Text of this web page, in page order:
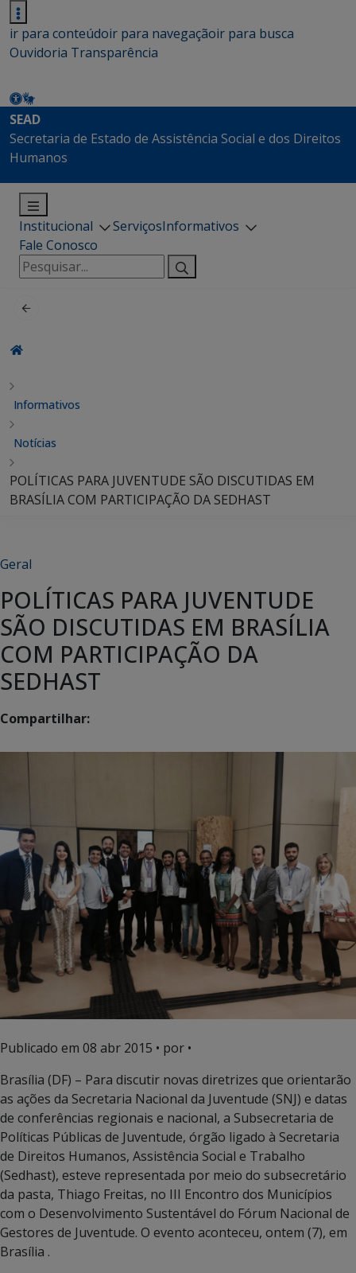
ir para conteúdoir para navegaçãoir para busca
Ouvidoria Transparência
SEAD
Secretaria de Estado de Assistência Social e dos Direitos
Humanos
Institucional ServiçosInformativos
Fale Conosco
Pesquisar
por:
Informativos
Notícias
POLÍTICAS PARA JUVENTUDE SÃO DISCUTIDAS EM
BRASÍLIA COM PARTICIPAÇÃO DA SEDHAST
Geral
POLÍTICAS PARA JUVENTUDE
SÃO DISCUTIDAS EM BRASÍLIA
COM PARTICIPAÇÃO DA
SEDHAST
Compartilhar:
Publicado em 08 abr 2015 • por •
Brasília (DF) – Para discutir novas diretrizes que orientarão
as ações da Secretaria Nacional da Juventude (SNJ) e datas
de conferências regionais e nacional, a Subsecretaria de
Políticas Públicas de Juventude, órgão ligado à Secretaria
de Direitos Humanos, Assistência Social e Trabalho
(Sedhast), esteve representada por meio do subsecretário
da pasta, Thiago Freitas, no III Encontro dos Municípios
com o Desenvolvimento Sustentável do Fórum Nacional de
Gestores de Juventude. O evento aconteceu, ontem (7), em
Brasília .